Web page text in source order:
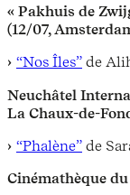
« Pakhuis de
(12/07,
“Nos Îles” de
Neuchâtel
La Chaux-de-
“Phalène” de
Cinémathèque